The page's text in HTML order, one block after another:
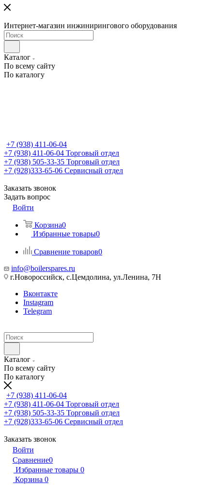
Интернет-магазин инжинирингового оборудования
Каталог
По всему сайту
По каталогу
+7 (938) 411-06-04
+7 (938) 411-06-04 Торговый отдел
+7 (938) 505-33-35 Торговый отдел
+7 (928)333-65-06 Сервисный отдел
Заказать звонок
Задать вопрос
Войти
Корзина0
Избранные товары0
Сравнение товаров0
info@boilerspares.ru
г.Новороссийск, с.Цемдолина, ул.Ленина, 7Н
Вконтакте
Instagram
Telegram
Каталог
По всему сайту
По каталогу
+7 (938) 411-06-04
+7 (938) 411-06-04 Торговый отдел
+7 (938) 505-33-35 Торговый отдел
+7 (928)333-65-06 Сервисный отдел
Заказать звонок
Войти
Сравнение0
Избранные товары 0
Корзина 0